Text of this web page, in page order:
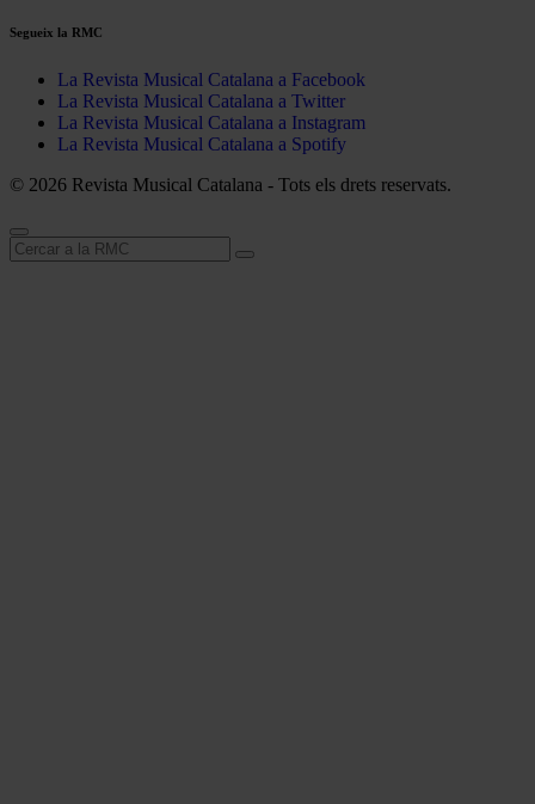
Segueix la RMC
La Revista Musical Catalana a Facebook
La Revista Musical Catalana a Twitter
La Revista Musical Catalana a Instagram
La Revista Musical Catalana a Spotify
© 2026 Revista Musical Catalana - Tots els drets reservats.
Cerca